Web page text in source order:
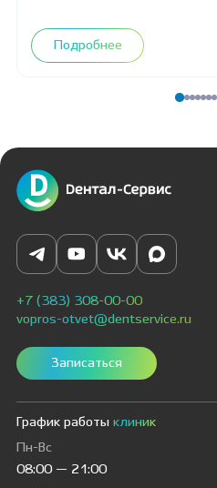
Подробнее
+7 (383) 308-00-00
vopros-otvet@dentservice.ru
Записаться
График работы клиник
Пн-Вс
08:00 — 21:00